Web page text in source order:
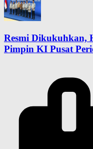
Resmi Dikukuhkan,
Pimpin KI Pusat